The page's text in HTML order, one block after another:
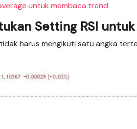
untuk membaca trend
Setting RSI
harus mengikuti satu angka